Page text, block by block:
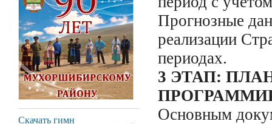
Скачать гимн
Прогнозные
реализации
периодах.
3 ЭТАП:
Основным